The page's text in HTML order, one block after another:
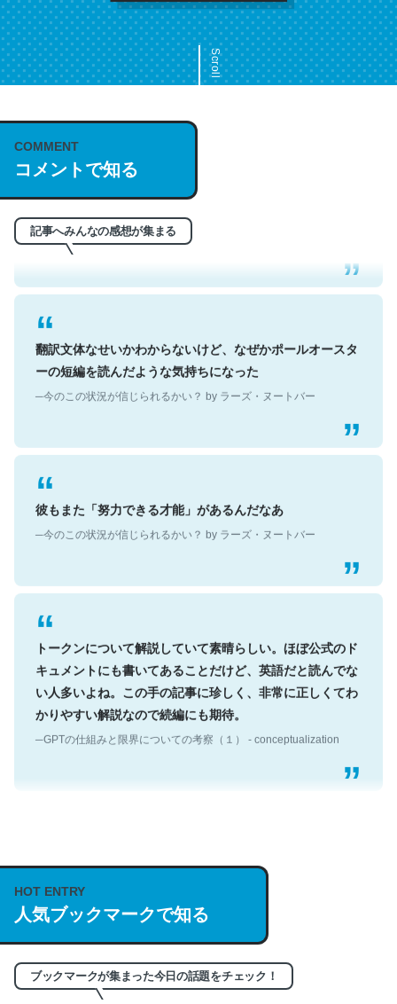
Scroll
COMMENT
コメントで知る
記事へみんなの感想が集まる
これは名文。彼はとてもクレバーなんだろうなと凄く思
う。英語少しでも読める人は原文もお勧め。自分はこの流
れ好き。Let’s Fucking Go. Then Covid hit. Shit.
─今のこの状況が信じられるかい？ by ラーズ・ヌートバー
翻訳文体なせいかわからないけど、なぜかポールオースタ
ーの短編を読んだような気持ちになった
─今のこの状況が信じられるかい？ by ラーズ・ヌートバー
彼もまた「努力できる才能」があるんだなあ
─今のこの状況が信じられるかい？ by ラーズ・ヌートバー
トークンについて解説していて素晴らしい。ほぼ公式のド
キュメントにも書いてあることだけど、英語だと読んでな
い人多いよね。この手の記事に珍しく、非常に正しくてわ
かりやすい解説なので続編にも期待。
─GPTの仕組みと限界についての考察（１） - conceptualization
説してる記事が少ないので貴重な良記事。/続編来た
https://isobe324649.hatenablog.com/entry/2023/03/27
/064121
─GPTの仕組みと限界についての考察（１） - conceptualization
HOT ENTRY
人気ブックマークで知る
ブックマークが集まった今日の話題をチェック！